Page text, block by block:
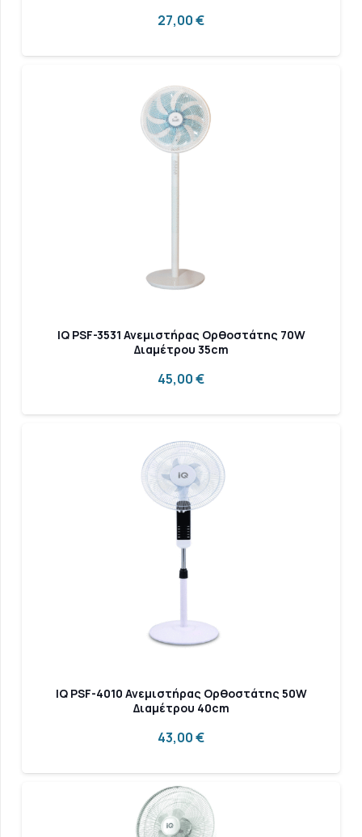
27,00€
IQ PSF-3531 Ανεμιστήρας Ορθοστάτης 70W
Διαμέτρου 35cm
45,00€
IQ PSF-4010 Ανεμιστήρας Ορθοστάτης 50W
Διαμέτρου 40cm
43,00€